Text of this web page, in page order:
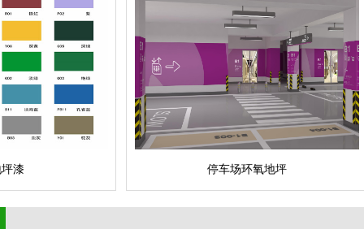
漆 停车场环氧地坪
停车场地坪
立即询问
查看详情
问
答